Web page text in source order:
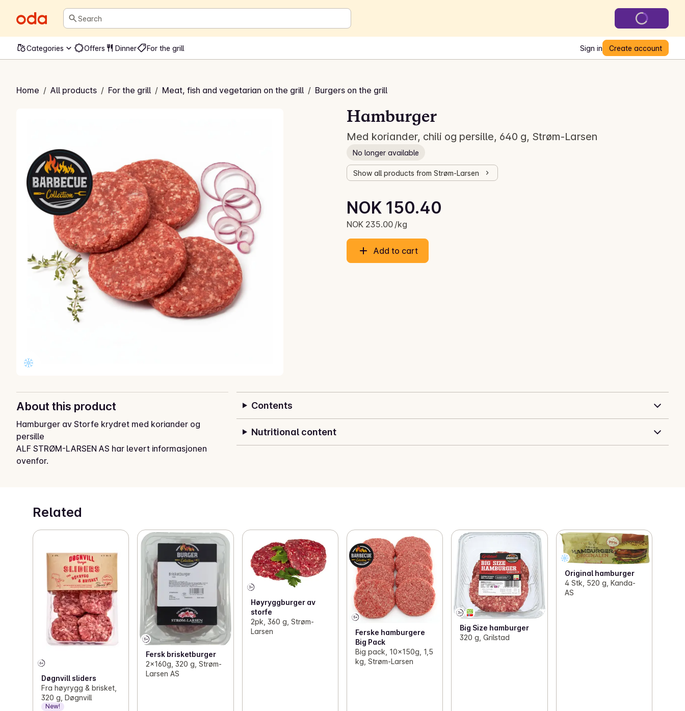
Search
Categories Offers Dinner For the grill Sign in Create account
Home / All products / For the grill / Meat, fish and vegetarian on the grill / Burgers on the grill
Hamburger
Med koriander, chili og persille, 640 g, Strøm-Larsen
No longer available
Show all products from Strøm-Larsen
Current price is: NOK 150.40
NOK 150.40
NOK 235.00 /kg
Unit price: NOK 235.00 /kg
Add to cart
About this product
Hamburger av Storfe krydret med koriander og
persille
ALF STRØM-LARSEN AS har levert informasjonen
ovenfor.
Contents
Nutritional content
Related
Døgnvill sliders
Fra høyrygg & brisket,
320 g, Døgnvill
New!
Fersk brisketburger
2x160g, 320 g, Strøm-
Larsen AS
Høyryggburger av
storfe
2pk, 360 g, Strøm-
Larsen
Ferske hamburgere
Big Pack
Big pack, 10x150g, 1,5
kg, Strøm-Larsen
Big Size hamburger
320 g, Grilstad
Original hamburger
4 Stk, 520 g, Kanda-
AS